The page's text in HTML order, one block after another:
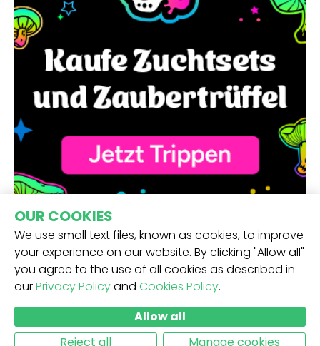
ERHALTE UNSEREN NEWSLETTER -
ABSCHICKEN
OUR COOKIES
We use small text files, known as cookies, to improve
your experience on our website. By clicking "Allow all"
you agree to the use of all cookies as described in
ourPrivacy Policyand Cookies Policy.
Allow all
Reject all
Manage cookies